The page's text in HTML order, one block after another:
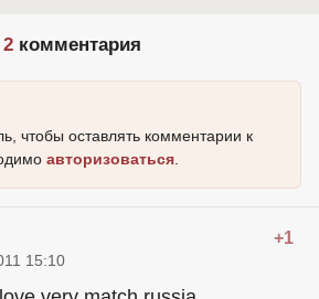
2комментария
чтобы оставлять комментарии к
авторизоваться
+1
15:10